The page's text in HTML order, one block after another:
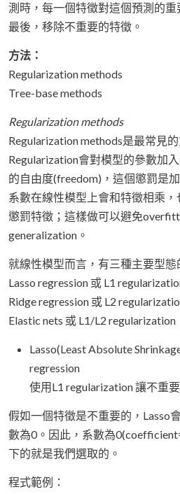
測時，每一個特徵對這個預測的重
最後，移除不重要的特徵。
方法：
Regularization methods
Tree-base methods
Regularization methods
Regularization methods是最常見
Regularization會對模型的參數加
的自由度(freedom)，這個懲罰是
系數在線性模型上會和特徵相乘
懲罰特徵；這樣做可以避免
generalization。
就線性模型而言，有三種主要型態
Lasso regression 或 L1
Ridge regression 或 L2
Elastic nets 或 L1/L2 regularization
Lasso(Least Absolute
regression
使用L1 regularization 讓不重
假如一個特徵是不重要的，Lasso
數為0。因此，系數為
下的就是我們選取的。
程式範例：